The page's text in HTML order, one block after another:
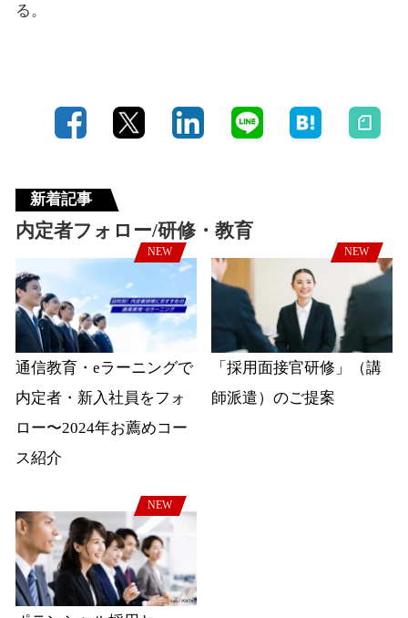
る。
新着記事
内定者フォロー/研修・教育
NEW
通信教育・eラーニングで
内定者・新入社員をフォ
ロー〜2024年お薦めコー
ス紹介
NEW
「採用面接官研修」（講
師派遣）のご提案
NEW